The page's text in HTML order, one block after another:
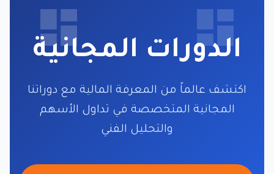
الدورات المجانية
اكتشف عالماً من المعرفة المالية مع دوراتنا
المجانية المتخصصة في تداول الأسهم
والتحليل الفني